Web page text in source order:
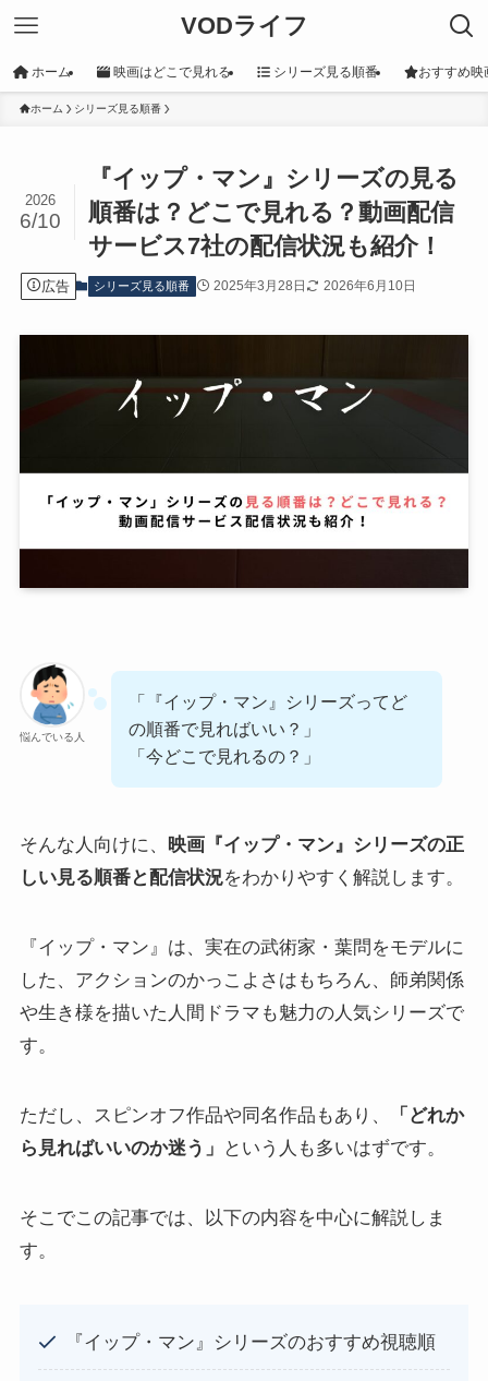
VODライフ
ホーム 映画はどこで見れる シリーズ見る順番 おすすめ映
ホーム シリーズ見る順番
『イップ・マン』シリーズの見る
順番は？どこで見れる？動画配信
サービス7社の配信状況も紹介！
2026
6/10
広告 シリーズ見る順番 2025年3月28日 2026年6月10日
悩んでいる人
「『イップ・マン』シリーズってど
の順番で見ればいい？」
「今どこで見れるの？」
そんな人向けに、 映画『イップ・マン』シリーズの正
しい見る順番と配信状況をわかりやすく解説します。
『イップ・マン』は、実在の武術家・葉問をモデルに
した、アクションのかっこよさはもちろん、師弟関係
や生き様を描いた人間ドラマも魅力の人気シリーズで
す。
ただし、スピンオフ作品や同名作品もあり、
「どれか
ら見ればいいのか迷う」
という人も多いはずです。
そこでこの記事では、以下の内容を中心に解説しま
す。
『イップ・マン』シリーズのおすすめ視聴順